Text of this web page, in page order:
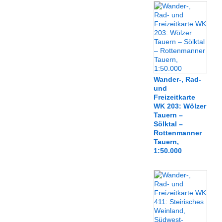
Wander-, Rad-
und
Freizeitkarte
WK 203: Wölzer
Tauern –
Sölktal –
Rottenmanner
Tauern,
1:50.000